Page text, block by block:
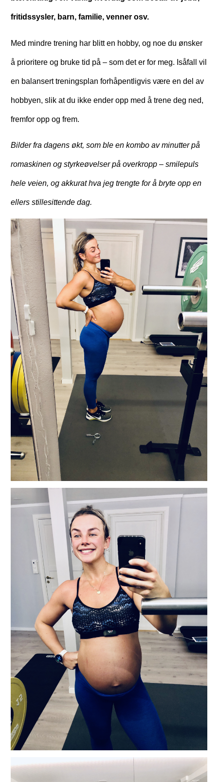
fritidssysler, barn, familie, venner osv.
Med mindre trening har blitt en hobby, og noe du ønsker
å prioritere og bruke tid på – som det er for meg. Isåfall vil
en balansert treningsplan forhåpentligvis være en del av
hobbyen, slik at du ikke ender opp med å trene deg ned,
fremfor opp og frem.
Bilder fra dagens økt, som ble en kombo av minutter på
romaskinen og styrkeøvelser på overkropp – smilepuls
hele veien, og akkurat hva jeg trengte for å bryte opp en
ellers stillesittende dag.